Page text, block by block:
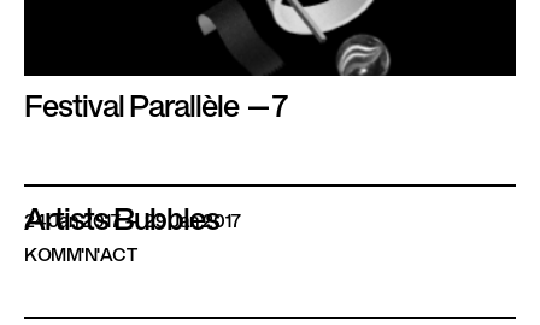
Festival Parallèle —7
24 Jan 2017— 29 Jan 2017
Artists Bubbles
KOMM'N'ACT